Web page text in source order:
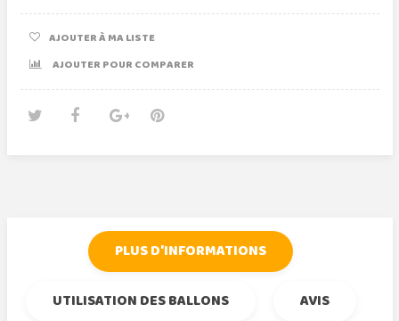
AJOUTER À MA LISTE
AJOUTER POUR COMPARER
PLUS D'INFORMATIONS
UTILISATION DES BALLONS
AVIS